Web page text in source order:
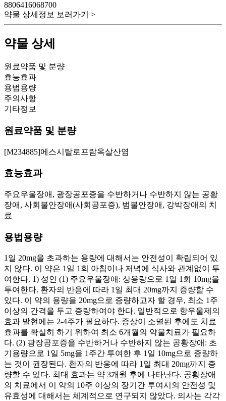
8806416068700
약물 상세정보 보러가기 >
약물 상세
원료약품 및 분량
효능효과
용법용량
주의사항
기타정보
원료약품 및 분량
[M234885]에스시탈로프람옥살산염
효능효과
주요우울장애, 광장공포증을 수반하거나 수반하지 않는 공황
장애, 사회불안장애(사회공포증), 범불안장애, 강박장애의 치
료
용법용량
1일 20mg을 초과하는 용량에 대해서는 안전성이 확립되어 있
지 않다. 이 약은 1일 1회 아침이나 저녁에 식사와 관계없이 투
여한다. 1) 성인 (1) 주요우울장애: 상용량으로 1일 1회 10mg을
투여한다. 환자의 반응에 따라 1일 최대 20mg까지 증량할 수
있다. 이 약의 용량을 20mg으로 증량하고자 할 경우, 최소 1주
이상의 간격을 두고 증량하여야 한다. 일반적으로 항우울제의
효과 발현에는 2-4주가 필요하다. 증상이 소멸된 후에도 치료
효과를 확실히 하기 위하여 최소 6개월의 약물치료가 필요하
다. (2) 광장공포증을 수반하거나 수반하지 않는 공황장애: 초
기용량으로 1일 5mg을 1주간 투여한 후 1일 10mg으로 증량하
는 것이 권장된다. 환자의 반응에 따라 1일 최대 20mg까지 증
량할 수 있다. 최대 효과는 약 3개월 후에 나타난다. 공황장애
의 치료에서 이 약의 10주 이상의 장기간 투여시의 안전성 및
유효성에 대해서는 체계적으로 연구되지 않았다. 의사는 각각